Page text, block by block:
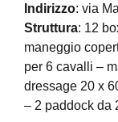
Indirizzo: via
Struttura: 12
maneggio
per 6 cavalli –
dressage 20 x
– 2 paddock da